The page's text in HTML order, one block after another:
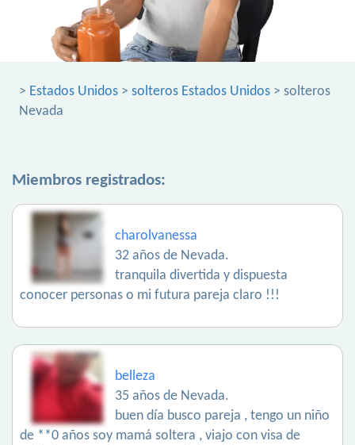
> Estados Unidos > solteros Estados Unidos > solteros
Nevada
Miembros registrados:
charolvanessa
32 años de Nevada.
tranquila divertida y dispuesta
conocer personas o mi futura pareja claro !!!
belleza
35 años de Nevada.
buen día busco pareja , tengo un niño
de **0 años soy mamá soltera , viajo con visa de